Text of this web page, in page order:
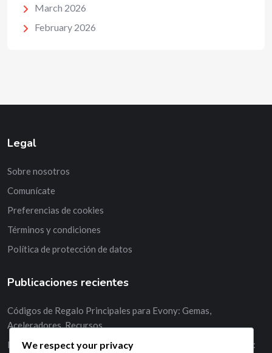
March 2026
February 2026
Legal
Sobre nosotros
Comunícate
Preferencias de cookies
Términos y condiciones
Política de protección de datos
Publicaciones recientes
Códigos de Regalo Principales para Evony: Gemas,
Aceleradores, Recursos
Mejores estrategias para utilizar códigos de regalo de Evony:
We respect your privacy